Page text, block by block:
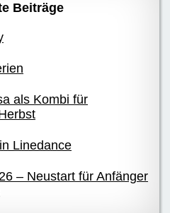
Beiträge
als Kombi für
Linedance
– Neustart für Anfänger